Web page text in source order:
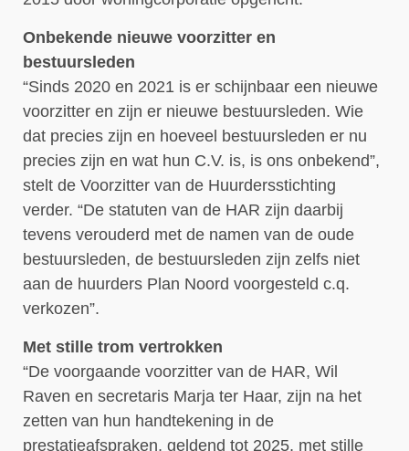
Onbekende nieuwe voorzitter en
bestuursleden
“Sinds 2020 en 2021 is er schijnbaar een nieuwe
voorzitter en zijn er nieuwe bestuursleden. Wie
dat precies zijn en hoeveel bestuursleden er nu
precies zijn en wat hun C.V. is, is ons onbekend”,
stelt de Voorzitter van de Huurdersstichting
verder. “De statuten van de HAR zijn daarbij
tevens verouderd met de namen van de oude
bestuursleden, de bestuursleden zijn zelfs niet
aan de huurders Plan Noord voorgesteld c.q.
verkozen”.
Met stille trom vertrokken
“De voorgaande voorzitter van de HAR, Wil
Raven en secretaris Marja ter Haar, zijn na het
zetten van hun handtekening in de
prestatieafspraken, geldend tot 2025, met stille